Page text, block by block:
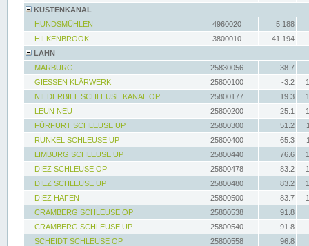
KÜSTENKANAL
HUNDSMÜHLEN
4960020
5.188
HILKENBROOK
3800010
41.194
LAHN
MARBURG
25830056
-38.7
GIESSEN KLÄRWERK
25800100 -3.2
NIEDERBIEL SCHLEUSE KANAL OP
25800177 19.3
LEUN NEU
25800200 25.1
FÜRFURT SCHLEUSE UP
25800300 51.2
RUNKEL SCHLEUSE UP
25800400 65.3
LIMBURG SCHLEUSE UP
25800440 76.6
DIEZ SCHLEUSE OP
25800478 83.2
DIEZ SCHLEUSE UP
25800480 83.2
DIEZ HAFEN
25800500 83.7
CRAMBERG SCHLEUSE OP
25800538
91.8
CRAMBERG SCHLEUSE UP
25800540
91.8
SCHEIDT SCHLEUSE OP
25800558
96.8